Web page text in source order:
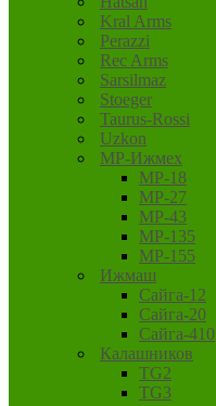
Kral Arms
Perazzi
Rec Arms
Sarsilmaz
Stoeger
Taurus-Rossi
Uzkon
MP-Ижмех
MP-18
MP-27
MP-43
MP-135
MP-155
Ижмаш
Сайга-12
Сайга-20
Сайга-410
Калашников
TG2
TG3